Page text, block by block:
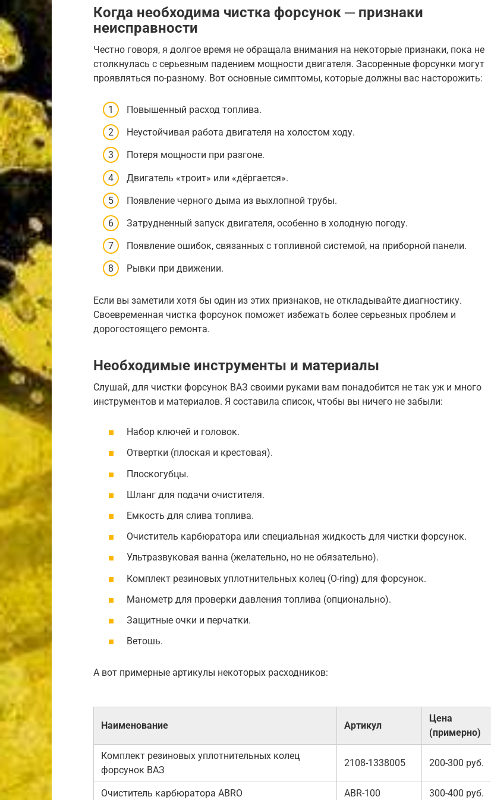
Когда необходима чистка форсунок ─ признаки
неисправности
Честно говоря, я долгое время не обращала внимания на некоторые признаки, пока не
столкнулась с серьезным падением мощности двигателя. Засоренные форсунки могут
проявляться по-разному. Вот основные симптомы, которые должны вас насторожить:
Повышенный расход топлива.
Неустойчивая работа двигателя на холостом ходу.
Потеря мощности при разгоне.
Двигатель «троит» или «дёргается».
Появление черного дыма из выхлопной трубы.
Затрудненный запуск двигателя, особенно в холодную погоду.
Появление ошибок, связанных с топливной системой, на приборной панели.
Рывки при движении.
Если вы заметили хотя бы один из этих признаков, не откладывайте диагностику.
Своевременная чистка форсунок поможет избежать более серьезных проблем и
дорогостоящего ремонта.
Необходимые инструменты и материалы
Слушай, для чистки форсунок ВАЗ своими руками вам понадобится не так уж и много
инструментов и материалов. Я составила список, чтобы вы ничего не забыли:
Набор ключей и головок.
Отвертки (плоская и крестовая).
Плоскогубцы.
Шланг для подачи очистителя.
Емкость для слива топлива.
Очиститель карбюратора или специальная жидкость для чистки форсунок.
Ультразвуковая ванна (желательно, но не обязательно).
Комплект резиновых уплотнительных колец (O-ring) для форсунок.
Манометр для проверки давления топлива (опционально).
Защитные очки и перчатки.
Ветошь.
А вот примерные артикулы некоторых расходников:
Наименование Артикул
Цена
(примерно)
Комплект резиновых уплотнительных колец
форсунок ВАЗ
2108-1338005 200-300 руб.
Очиститель карбюратора ABRO ABR-100 300-400 руб.